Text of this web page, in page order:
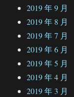
2019 年 9 月
2019 年 8 月
2019 年 7 月
2019 年 6 月
2019 年 5 月
2019 年 4 月
2019 年 3 月